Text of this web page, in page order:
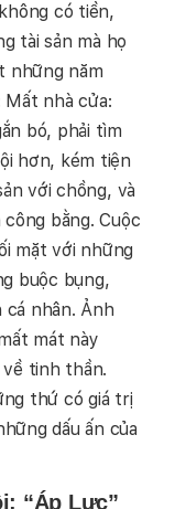
có tiền,
tài sản mà họ
những năm
Mất nhà cửa:
bó, phải tìm
hơn, kém tiện
với chồng, và
bằng. Cuộc
mặt với những
buộc bụng,
nhân. Ảnh
mát này
tinh thần.
thứ có giá trị
dấu ấn của
“Áp Lực”